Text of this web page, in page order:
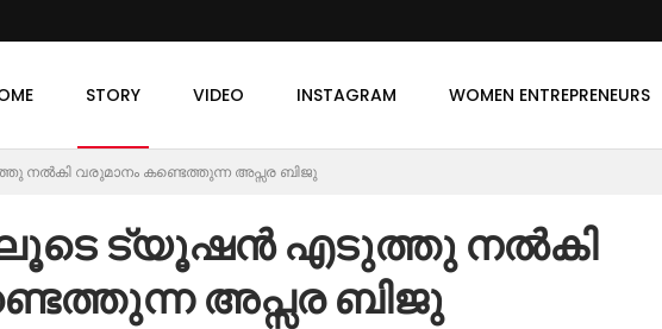
STORY VIDEO INSTAGRAM WOMEN ENTREPRENEURS
വരുമാനം കണ്ടെത്തുന്ന അപ്സര ബിജു
ട്യൂഷൻ എടുത്തു നൽകി
അപ്സര ബിജു